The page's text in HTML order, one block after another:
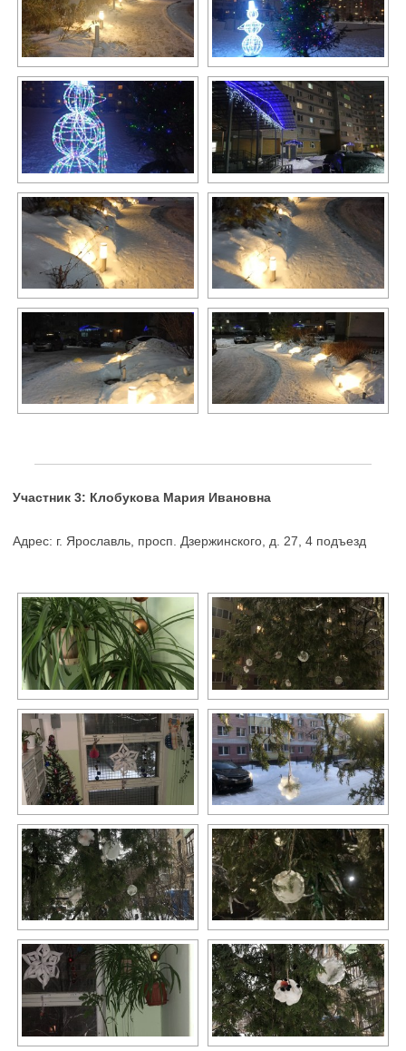
Участник 3: Клобукова Мария Ивановна
Адрес: г. Ярославль, просп. Дзержинского, д. 27, 4 подъезд